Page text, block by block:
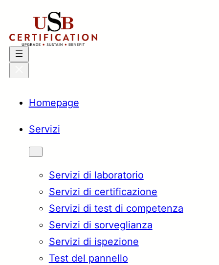
contenuto
Homepage
Servizi
Servizi di laboratorio
Servizi di certificazione
Servizi di test di competenza
Servizi di sorveglianza
Servizi di ispezione
Test del pannello